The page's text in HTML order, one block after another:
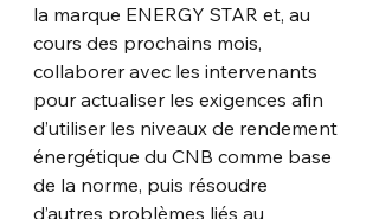
la marque ENERGY STAR et, au
cours des prochains mois,
collaborer avec les intervenants
pour actualiser les exigences afin
d’utiliser les niveaux de rendement
énergétique du CNB comme base
de la norme, puis résoudre
d’autres problèmes liés au